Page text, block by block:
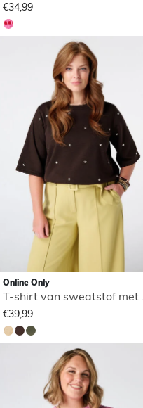
€34,99
Online Only
T-
€39,99